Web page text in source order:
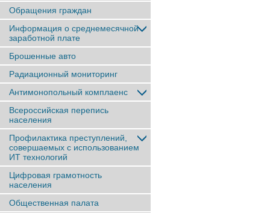
Обращения граждан
Информация о среднемесячной
заработной плате
Брошенные авто
Радиационный мониторинг
Антимонопольный комплаенс
Всероссийская перепись
населения
Профилактика преступлений,
совершаемых с использованием
ИТ технологий
Цифровая грамотность
населения
Общественная палата